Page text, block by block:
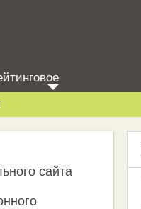
сайта